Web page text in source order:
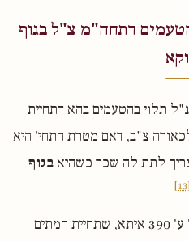
דתחה"מ צ"ל בגוף
תלוי בהטעמים בהא דתחיית
צ"ב, דאם מטרת התחי' היא
לתת לה שכר כשהיאבגוף
[13]
א) בס' 'תורת מנחם – מנחם ציון' ע' 390 איתא, שתחיית המתים